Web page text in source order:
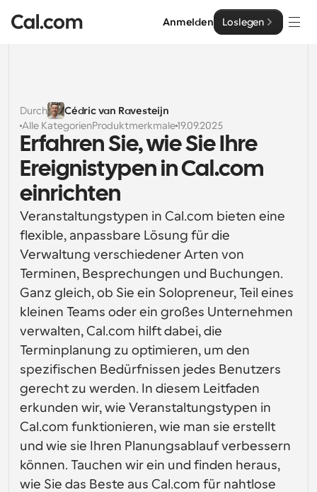
Anmelden Loslegen
Lösungen
Nach Teamgröße
Für Einzelpersonen
Persönliche Terminplanung einfach gemacht
Kollaborative Planung für Gruppen
Für Entwickler
Leistungsstarke Funktionen und Integrationen
Für Unternehmen
Enterprise-Level-Planungslösungen
Durch den
Anwendung
sfall
Rekrutierung
Verkauf
Unterstützung
Gesundheitsversor
Enterprise
Entwickler
Entwicklerdokumentation
Dokumentation für die Cal.com-Plattform
API
Erstellen Sie Ihre eigenen Integrationen mit unserer
öffentlichen API
Planungskomponenten
Verwenden Sie unsere React-Atome, um Ihrer
Anwendung eine Planung hinzuzufügen.
OAuth-Client erstellen
Integrieren Sie Cal.com mit OAuth
Ressourcen
API
Erstellen Sie Ihre eigenen Integrationen mit unserer
App-Store
Integriere dich mit deinen Lieblings-Apps
Kollektive Veranstaltungen
Veranstaltungen mit mehreren Teilnehmern planen
Hilfe-Dokumente
Müssen Sie mehr über unser System erfahren?
Preisgestaltung
Durch
Cédric van Ravesteijn
Alle KategorienProduktmerkmale19.09.2025
Erfahren Sie, wie Sie Ihre
Ereignistypen in Cal.com
einrichten
Veranstaltungstypen in Cal.com bieten eine
flexible, anpassbare Lösung für die
Verwaltung verschiedener Arten von
Terminen, Besprechungen und Buchungen.
Ganz gleich, ob Sie ein Solopreneur, Teil eines
kleinen Teams oder ein großes Unternehmen
verwalten, Cal.com hilft dabei, die
Terminplanung zu optimieren, um den
spezifischen Bedürfnissen jedes Benutzers
gerecht zu werden. In diesem Leitfaden
erkunden wir, wie Veranstaltungstypen in
Cal.com funktionieren, wie man sie erstellt
und wie sie Ihren Planungsablauf verbessern
können. Tauchen wir ein und finden heraus,
wie Sie das Beste aus Cal.com für nahtlose